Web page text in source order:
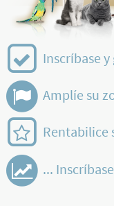
Inscríbase
Amplíe su
Rentabilice
...